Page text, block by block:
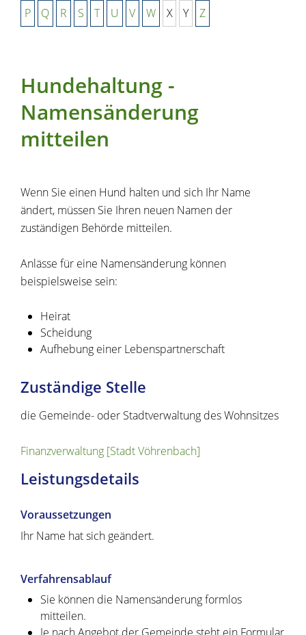
P Q R S T U V W X Y Z
Hundehaltung -
Namensänderung
mitteilen
Wenn Sie einen Hund halten und sich Ihr Name
ändert, müssen Sie Ihren neuen Namen der
zuständigen Behörde mitteilen.
Anlässe für eine Namensänderung können
beispielsweise sein:
Heirat
Scheidung
Aufhebung einer Lebenspartnerschaft
Zuständige Stelle
die Gemeinde- oder Stadtverwaltung des Wohnsitzes
Finanzverwaltung [Stadt Vöhrenbach]
Leistungsdetails
Voraussetzungen
Ihr Name hat sich geändert.
Verfahrensablauf
Sie können die Namensänderung formlos
mitteilen.